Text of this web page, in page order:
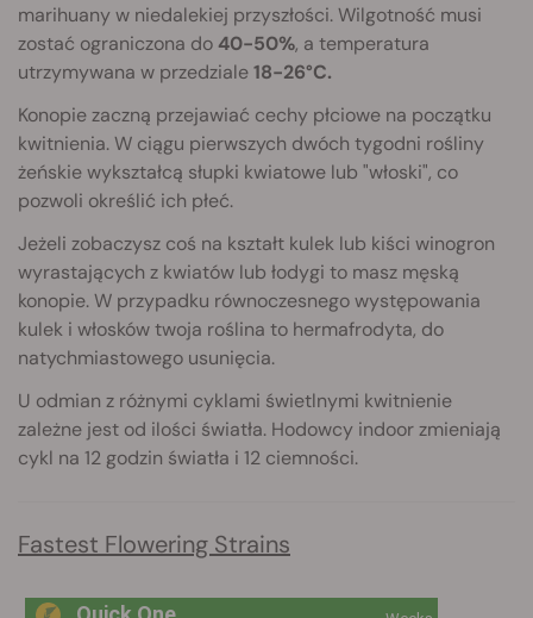
marihuany w niedalekiej przyszłości. Wilgotność musi
zostać ograniczona do 40-50%, a temperatura
utrzymywana w przedziale18-26°C.
Konopie zaczną przejawiać cechy płciowe na początku
kwitnienia. W ciągu pierwszych dwóch tygodni rośliny
żeńskie wykształcą słupki kwiatowe lub "włoski", co
pozwoli określić ich płeć.
Jeżeli zobaczysz coś na kształt kulek lub kiści winogron
wyrastających z kwiatów lub łodygi to masz męską
konopie. W przypadku równoczesnego występowania
kulek i włosków twoja roślina to hermafrodyta, do
natychmiastowego usunięcia.
U odmian z różnymi cyklami świetlnymi kwitnienie
zależne jest od ilości światła. Hodowcy indoor zmieniają
cykl na 12 godzin światła i 12 ciemności.
Fastest Flowering Strains